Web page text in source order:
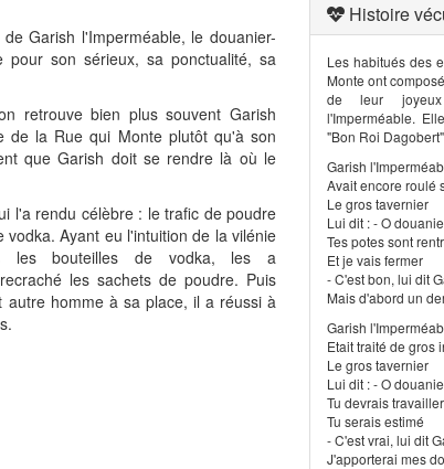
Garish l'Imperméable, le douanier-
pour son sérieux, sa ponctualité, sa
retrouve bien plus souvent Garish
de la Rue qui Monte plutôt qu'à son
que Garish doit se rendre là où le
l'a rendu célèbre : le trafic de poudre
Ayant eu l'intuition de la vilénie
les bouteilles de vodka, les a
les sachets de poudre. Puis
homme à sa place, il a réussi à
Histoire
Les habitués des
Monte ont
de leur joyeux
l'Imperméable.
"Bon Roi
Garish
Avait encore roulé
Le gros tavernier
Lui dit : - O
Tes potes sont
Et je vais fermer
- C'est bon, lui dit
Mais d'abord un
Garish
Etait traité de gros
Le gros tavernier
Lui dit : - O
Tu devrais travailler
Tu serais estimé
- C'est vrai, lui dit
J'apporterai mes